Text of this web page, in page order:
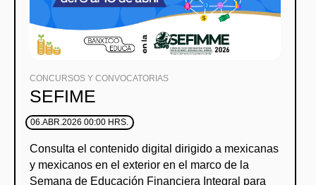
CONCURSOS Y CONVOCATORIAS
SEFIME
06.ABR.2026 00:00 HRS.
Consulta el contenido digital dirigido a mexicanas
y mexicanos en el exterior en el marco de la
Semana de Educación Financiera Integral para